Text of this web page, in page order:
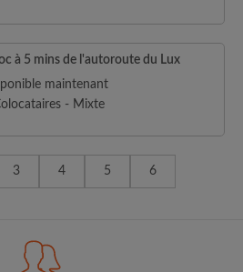
à 5 mins de l'autoroute du Lux
maintenant
- Mixte
3 4 5 6